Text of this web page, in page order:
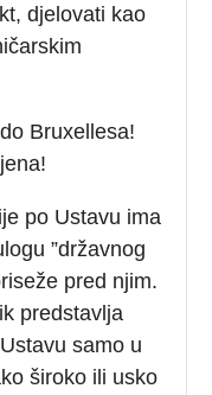
djelovati kao
Bruxellesa!
po Ustavu ima
”državnog
pred njim.
predstavlja
samo u
široko ili usko